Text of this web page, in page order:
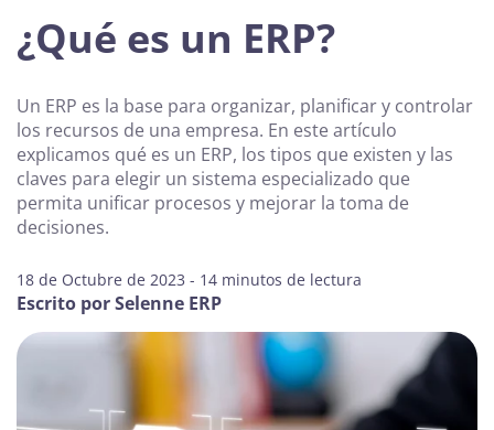
¿Qué es un ERP?
Un ERP es la base para organizar, planificar y controlar
los recursos de una empresa. En este artículo
explicamos qué es un ERP, los tipos que existen y las
claves para elegir un sistema especializado que
permita unificar procesos y mejorar la toma de
decisiones.
18 de Octubre de 2023 - 14 minutos de lectura
Escrito por Selenne ERP